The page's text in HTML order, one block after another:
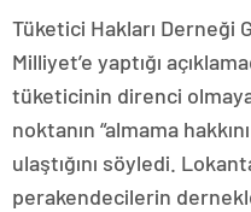
Tüketici Hakları Derneği
Milliyet’e yaptığı
tüketicinin direnci
noktanın “almama
ulaştığını söyledi.
perakendecilerin